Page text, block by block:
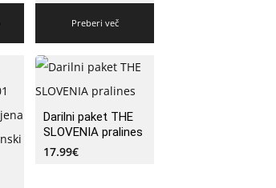
Preberi več
Darilni paket THE
SLOVENIA pralines
17.99€